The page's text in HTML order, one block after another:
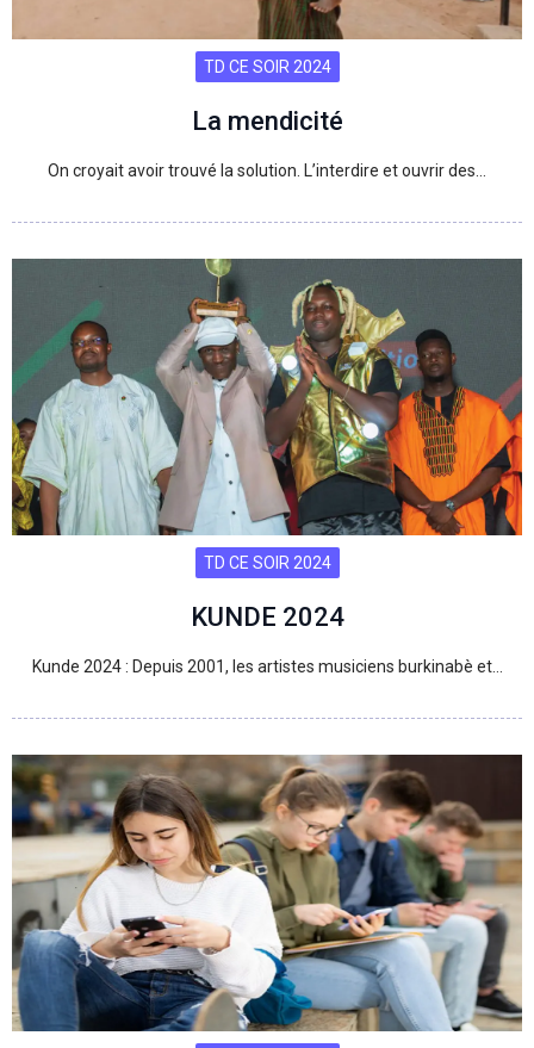
TD CE SOIR 2024
La mendicité
On croyait avoir trouvé la solution. L’interdire et ouvrir des…
TD CE SOIR 2024
KUNDE 2024
Kunde 2024 : Depuis 2001, les artistes musiciens burkinabè et…